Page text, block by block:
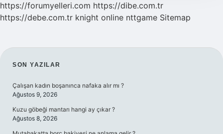
https://forumyelleri.com https://dibe.com.tr
https://debe.com.tr knight online nttgame Sitemap
SIDEBAR
SON YAZILAR
Çalışan kadın boşanınca nafaka alır mı ?
Ağustos 9, 2026
Kuzu göbeği mantarı hangi ay çıkar ?
Ağustos 8, 2026